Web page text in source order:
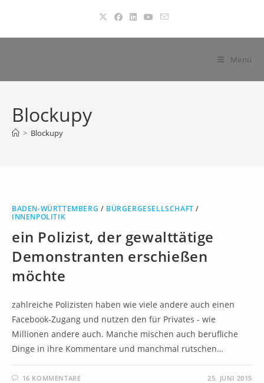
springen
Menü
Blockupy
> Blockupy
BADEN-WÜRTTEMBERG / BÜRGERGESELLSCHAFT /
INNENPOLITIK
ein Polizist, der gewalttätige
Demonstranten erschießen
möchte
zahlreiche Polizisten haben wie viele andere auch einen
Facebook-Zugang und nutzen den für Privates - wie
Millionen andere auch. Manche mischen auch berufliche
Dinge in ihre Kommentare und manchmal rutschen…
16 KOMMENTARE 25. JUNI 2015